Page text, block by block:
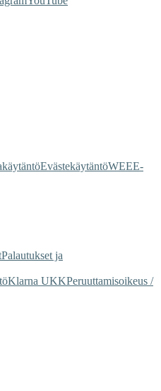
EvästekäytäntöWEEE-
Palautukset ja
Klarna UKKPeruuttamisoikeus /